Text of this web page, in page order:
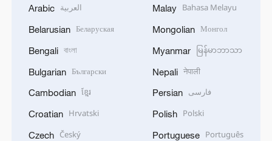
Arabic العربية
Belarusian Беларуская
Bengali বাংলা
Bulgarian Български
Cambodian ខ្មែរ
Croatian Hrvatski
Czech Český
Malay Bahasa Melayu
Mongolian Монгол
Myanmar မြန်မာဘာသာ
Nepali नेपाली
Persian فارسی
Polish Polski
Portuguese Português